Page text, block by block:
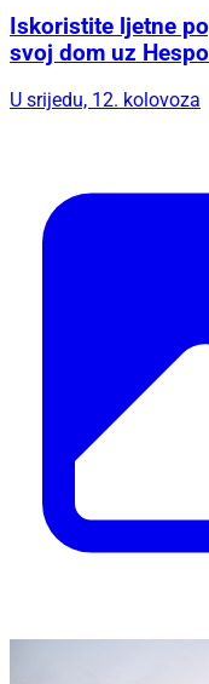
Iskoristite ljetne
svoj dom uz
U srijedu, 12. kolovoza